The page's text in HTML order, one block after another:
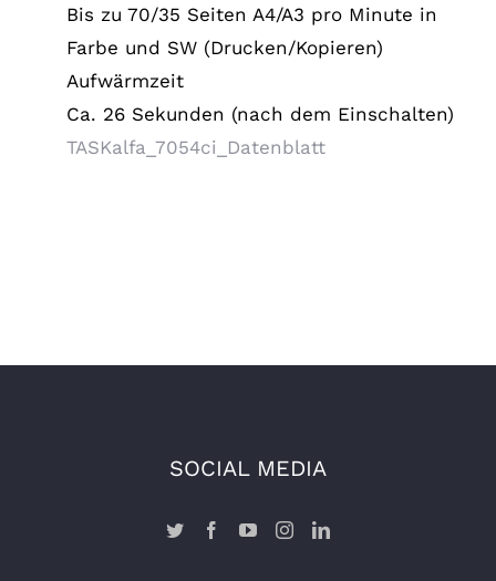
Bis zu 70/35 Seiten A4/A3 pro Minute in
Farbe und SW (Drucken/Kopieren)
Aufwärmzeit
Ca. 26 Sekunden (nach dem Einschalten)
TASKalfa_7054ci_Datenblatt
SOCIAL MEDIA